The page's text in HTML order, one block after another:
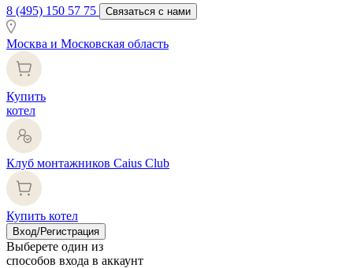
8 (495) 150 57 75 Связаться с нами
Москва и Московская область
Купить
котел
Клуб монтажников Caius Club
Купить котел
Вход/Регистрация
Выберете один из
способов входа в аккаунт